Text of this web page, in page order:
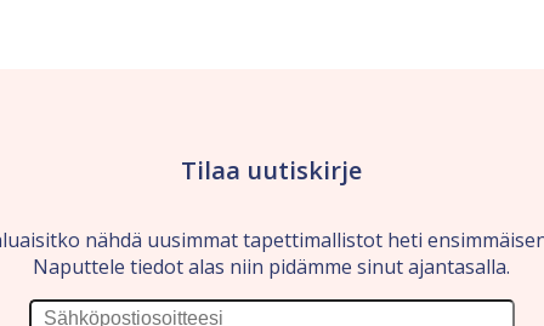
Tilaa uutiskirje
nähdä uusimmat tapettimallistot heti
Naputtele tiedot alas niin pidämme sinut ajantasalla.